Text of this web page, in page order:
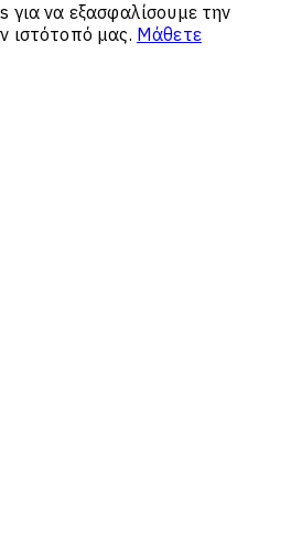
για να εξασφαλίσουμε την
ιστότοπό μας. Μάθετε